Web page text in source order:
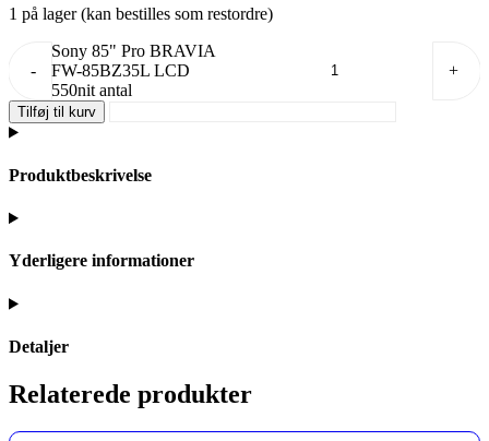
1 på lager (kan bestilles som restordre)
-
Sony 85" Pro BRAVIA
FW-85BZ35L LCD
550nit antal
+
Tilføj til kurv
Produktbeskrivelse
Yderligere informationer
Detaljer
Relaterede produkter